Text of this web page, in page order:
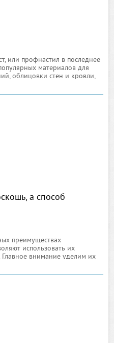
или профнастил в последнее
материалов для
облицовки стен и кровли,
а способ
преимуществах
использовать их
Главное внимание уделим их